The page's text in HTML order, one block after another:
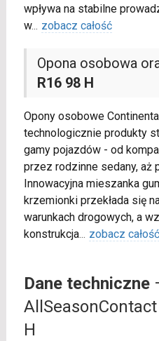
wpływa na stabilne
w... zobacz całość
Opona osobowa
R16 98 H
Opony osobowe
technologicznie produkty
gamy pojazdów - od
przez rodzinne sedany, aż
Innowacyjna mieszanka
krzemionki przekłada się
warunkach drogowych, a
konstrukcja... zobacz całość
Dane techniczne
H